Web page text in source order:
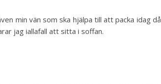
min vän som ska hjälpa till att packa idag då
jag iallafall att sitta i soffan.